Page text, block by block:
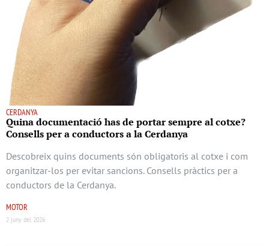
CERDANYA
Quina documentació has de portar sempre al cotxe?
Consells per a conductors a la Cerdanya
Descobreix quins documents són obligatoris al cotxe i com
organitzar-los per evitar sancions. Consells pràctics per a
conductors de la Cerdanya.
MOTOR
2 juny del 2026